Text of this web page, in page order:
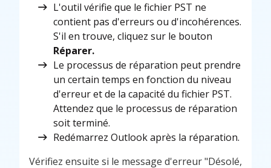
L'outil vérifie que le fichier PST ne
contient pas d'erreurs ou d'incohérences.
S'il en trouve, cliquez sur le bouton
Réparer.
Le processus de réparation peut prendre
un certain temps en fonction du niveau
d'erreur et de la capacité du fichier PST.
Attendez que le processus de réparation
soit terminé.
Redémarrez Outlook après la réparation.
Vérifiez ensuite si le message d'erreur "Désolé,